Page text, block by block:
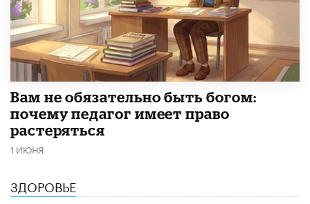
​Вам не обязательно быть богом:
почему педагог имеет право
растеряться
1 ИЮНЯ
ЗДОРОВЬЕ